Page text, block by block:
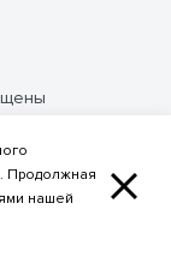
Продолжная
нашей